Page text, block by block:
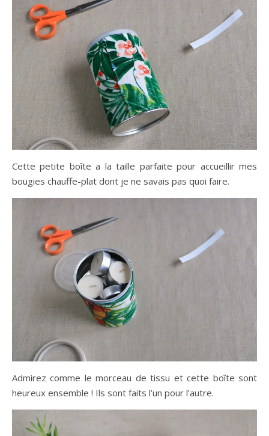
Cette petite boîte a la taille parfaite pour accueillir mes
bougies chauffe-plat dont je ne savais pas quoi faire.
Admirez comme le morceau de tissu et cette boîte sont
heureux ensemble ! Ils sont faits l’un pour l’autre.